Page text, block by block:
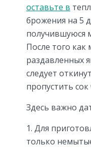
оставьте в
брожения на 5
получившуюся
После того как
раздавленных
следует
пропустить
Здесь важно
Для
только